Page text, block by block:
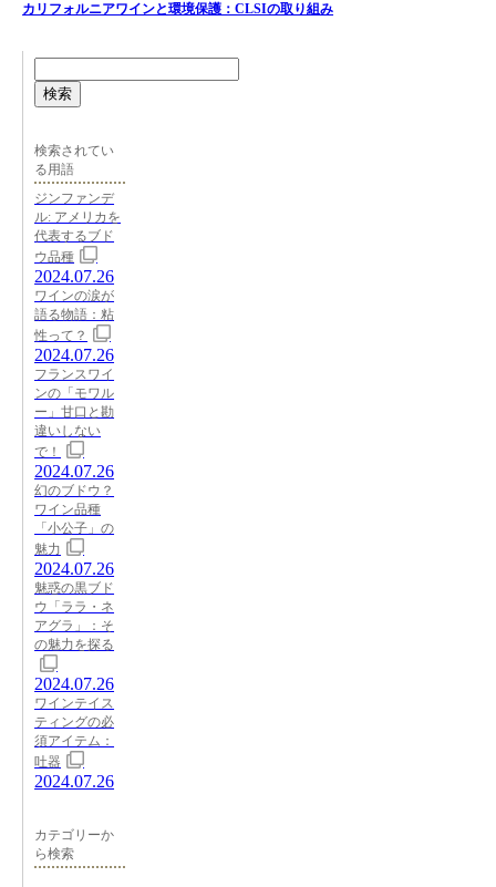
カリフォルニアワインと環境保護：CLSIの取り組み
検索
検索されてい
る用語
ジンファンデ
ル: アメリカを
代表するブド
ウ品種
2024.07.26
ワインの涙が
語る物語：粘
性って？
2024.07.26
フランスワイ
ンの「モワル
ー」甘口と勘
違いしない
で！
2024.07.26
幻のブドウ？
ワイン品種
「小公子」の
魅力
2024.07.26
魅惑の黒ブド
ウ「ララ・ネ
アグラ」：そ
の魅力を探る
2024.07.26
ワインテイス
ティングの必
須アイテム：
吐器
2024.07.26
カテゴリーか
ら検索